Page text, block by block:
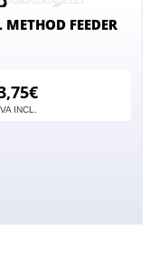
FEEDER
INCL.